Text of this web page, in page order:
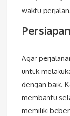
waktu
Agar
untuk
dengan baik.
membantu
memiliki